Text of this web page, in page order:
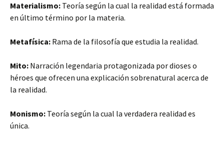
Materialismo: Teoría según la cual la realidad está formada
en último término por la materia.
Metafísica: Rama de la filosofía que estudia la realidad.
Mito: Narración legendaria protagonizada por dioses o
héroes que ofrecen una explicación sobrenatural acerca de
la realidad.
Monismo: Teoría según la cual la verdadera realidad es
única.